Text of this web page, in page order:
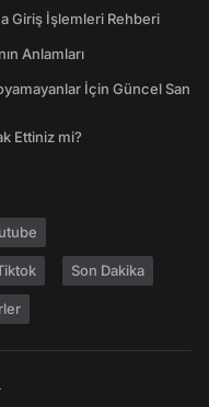
Giriş İşlemleri Rehberi
Anlamları
İçin Güncel San
Ettiniz mi?
Son Dakika